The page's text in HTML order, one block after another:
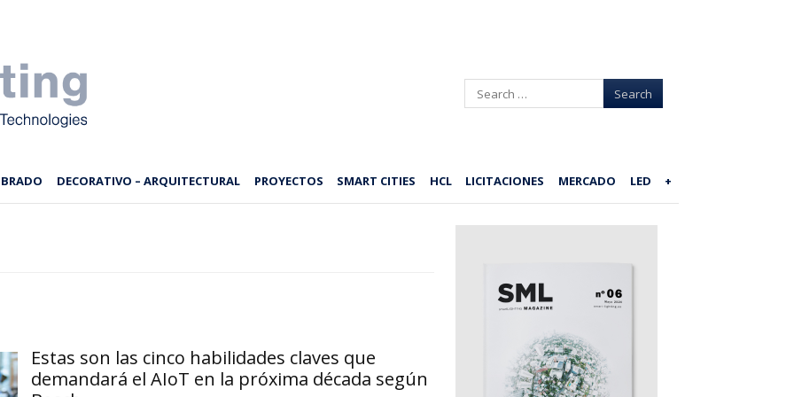
Search
DECORATIVO – ARQUITECTURAL PROYECTOS SMART CITIES HCL LICITACIONES MERCADO LED +
Estas son las cinco habilidades claves que
demandará el AIoT en la próxima década según